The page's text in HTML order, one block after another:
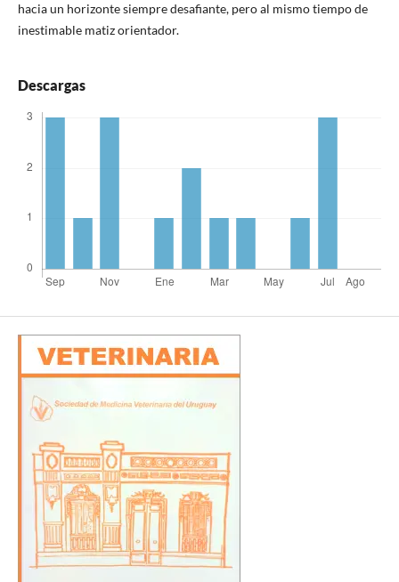
hacia un horizonte siempre desafiante, pero al mismo tiempo de
inestimable matiz orientador.
Descargas